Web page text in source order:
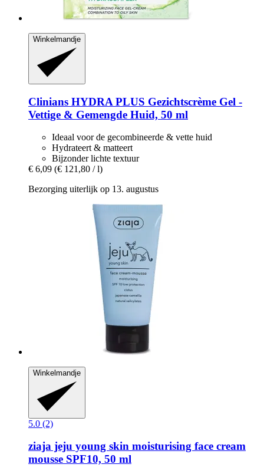
Winkelmandje
Clinians HYDRA PLUS Gezichtscrème Gel -​
Vettige & Gemengde Huid, 50 ml
Ideaal voor de gecombineerde & vette huid
Hydrateert & matteert
Bijzonder lichte textuur
€ 6,09 (€ 121,80 / l)
Bezorging uiterlijk op 13. augustus
Winkelmandje
5.0 (2)
ziaja jeju young skin moisturising face cream
mousse SPF10, 50 ml